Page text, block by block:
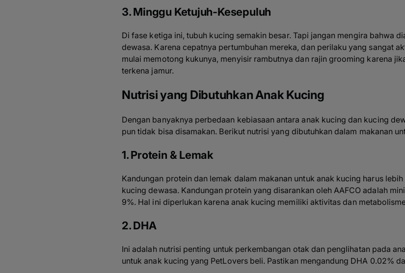
3. Minggu Ketujuh-Kesepuluh
Di fase ketiga ini, tubuh kucing semakin besar. Tapi jangan mengira bahwa
dewasa. Karena cepatnya pertumbuhan mereka, dan perilaku yang sangat
mulai memotong kukunya, menyisir rambutnya dan rajin grooming karena
terkena jamur.
Nutrisi yang Dibutuhkan Anak Kucing
Dengan banyaknya perbedaan kebiasaan antara anak kucing dan kucing
pun tidak bisa disamakan. Berikut nutrisi yang dibutuhkan dalam makanan
1. Protein & Lemak
Kandungan protein dan lemak dalam makanan untuk anak kucing harus
kucing dewasa. Kandungan protein yang disarankan oleh AAFCO adalah
9%. Hal ini diperlukan karena anak kucing memiliki aktivitas dan
2. DHA
Ini adalah nutrisi penting untuk perkembangan otak dan penglihatan pada
untuk anak kucing yang PetLovers beli. Pastikan mengandung DHA 0.02%